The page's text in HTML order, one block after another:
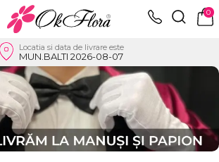
0
Locatia si data de livrare este
MUN.BALTI 2026-08-07